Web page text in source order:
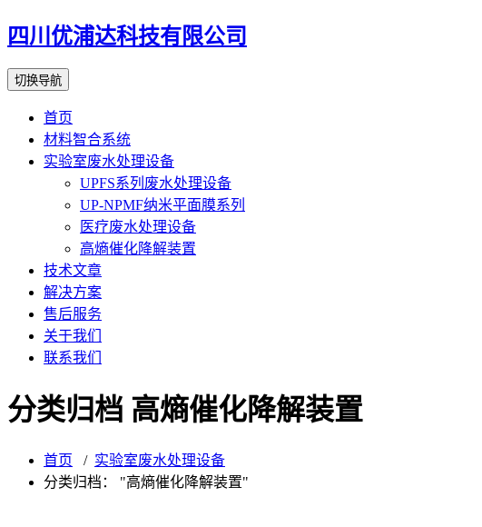
四川优浦达科技有限公司
切换导航
首页
材料智合系统
实验室废水处理设备
UPFS系列废水处理设备
UP-NPMF纳米平面膜系列
医疗废水处理设备
高熵催化降解装置
技术文章
解决方案
售后服务
关于我们
联系我们
分类归档 高熵催化降解装置
首页 / 实验室废水处理设备
分类归档： "高熵催化降解装置"